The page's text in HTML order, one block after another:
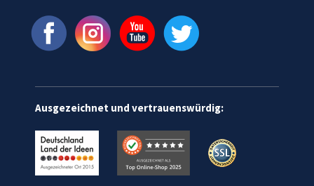
Ausgezeichnet und vertrauenswürdig: